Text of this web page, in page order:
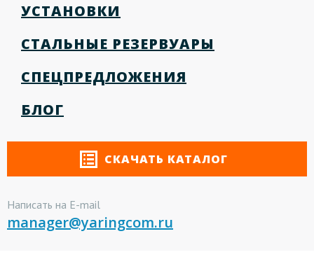
УСТАНОВКИ
СТАЛЬНЫЕ РЕЗЕРВУАРЫ
СПЕЦПРЕДЛОЖЕНИЯ
БЛОГ
СКАЧАТЬ КАТАЛОГ
Написать на E-mail
manager@yaringcom.ru